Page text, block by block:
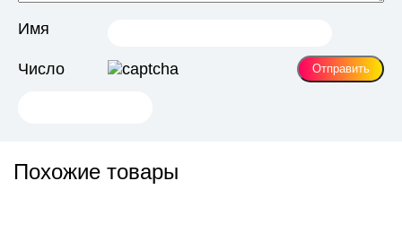
Имя
Число
Похожие товары